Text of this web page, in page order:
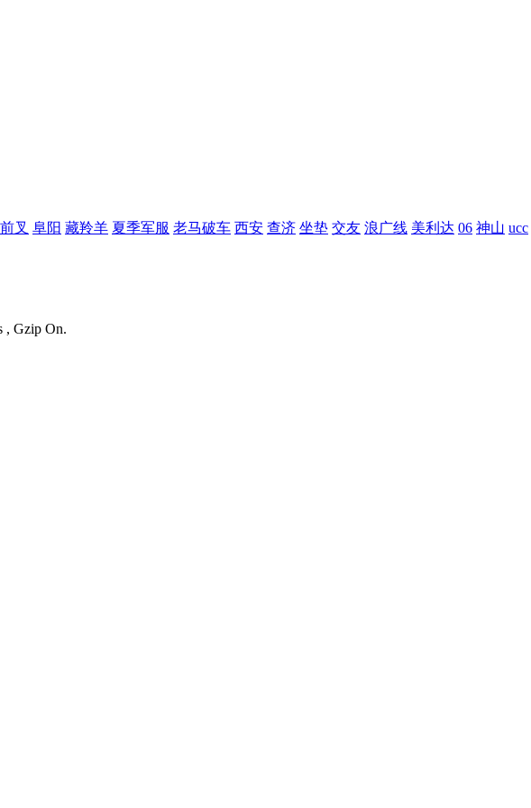
前叉 阜阳 藏羚羊 夏季军服 老马破车 西安 查济 坐垫 交友 浪广线 美利达 06 神山 ucc
, Gzip On.